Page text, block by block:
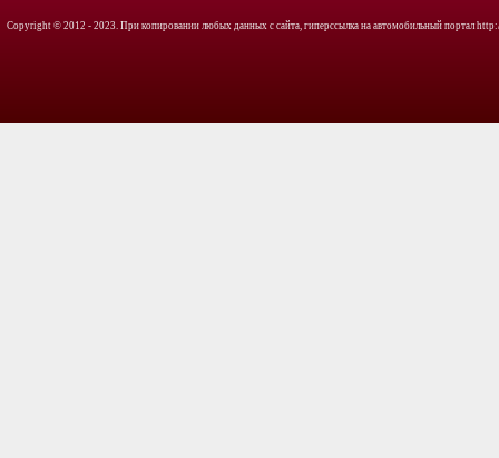
Copyright © 2012 - 2023. При копировании любых данных с сайта, гиперссылка на автомобильный портал